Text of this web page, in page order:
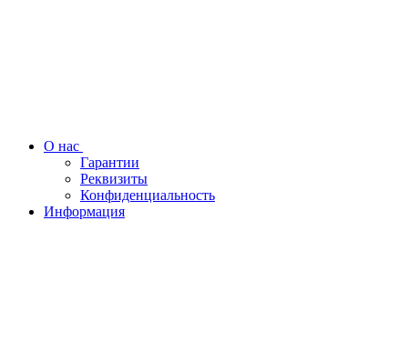
О нас
Гарантии
Реквизиты
Конфиденциальность
Информация